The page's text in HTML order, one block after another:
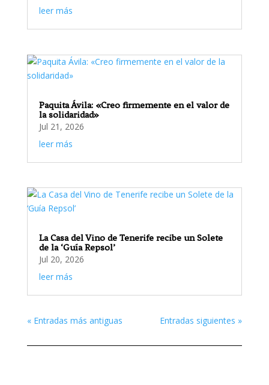
leer más
Paquita Ávila: «Creo firmemente en el valor de
la solidaridad»
Jul 21, 2026
leer más
La Casa del Vino de Tenerife recibe un Solete
de la ‘Guía Repsol’
Jul 20, 2026
leer más
« Entradas más antiguas Entradas siguientes »